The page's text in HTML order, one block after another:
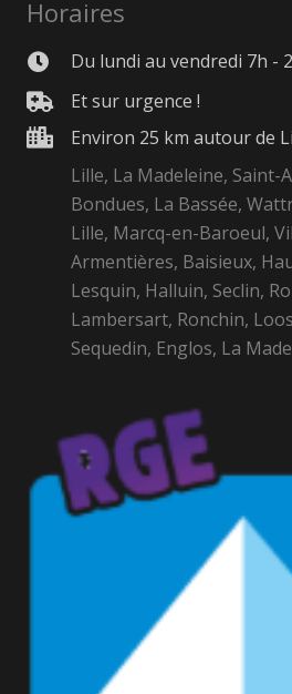
Horaires
Du lundi au vendredi 7h -
Et sur urgence !
Environ 25 km autour de
Lille, La Madeleine, Saint-
Bondues, La Bassée,
Lille, Marcq-en-Baroeul,
Armentières, Baisieux,
Lesquin, Halluin, Seclin,
Lambersart, Ronchin,
Sequedin, Englos, La